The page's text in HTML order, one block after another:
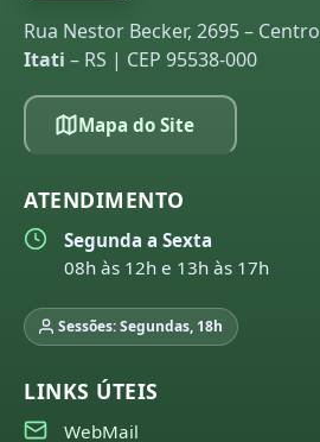
Rua Nestor Becker, 2695 – Centro
Itati – RS | CEP 95538-000
Mapa do Site
ATENDIMENTO
Segunda a Sexta
08h às 12h e 13h às 17h
Sessões: Segundas, 18h
LINKS ÚTEIS
WebMail